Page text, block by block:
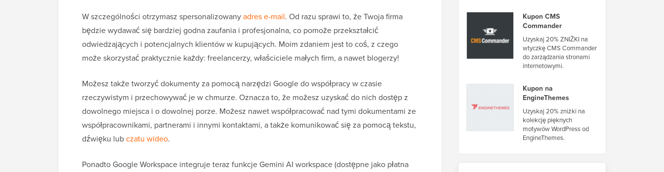
W szczególności otrzymasz spersonalizowanyadres e-mail. Od razu sprawi to, że Twoja firma
będzie wydawać się bardziej godna zaufania i profesjonalna, co pomoże przekształcić
odwiedzających i potencjalnych klientów w kupujących. Moim zdaniem jest to coś, z czego
może skorzystać praktycznie każdy: freelancerzy, właściciele małych firm, a nawet blogerzy!
Możesz także tworzyć dokumenty za pomocą narzędzi Google do współpracy w czasie
rzeczywistym i przechowywać je w chmurze. Oznacza to, że możesz uzyskać do nich dostęp z
dowolnego miejsca i o dowolnej porze. Możesz nawet współpracować nad tymi dokumentami ze
współpracownikami, partnerami i innymi kontaktami, a także komunikować się za pomocą tekstu,
dźwięku lubczatu wideo.
Ponadto Google Workspace integruje teraz funkcje Gemini AI workspace (dostępne jako płatna
Kupon CMS
Commander
Uzyskaj 20% ZNIŻKI na
wtyczkę CMS Commander
do zarządzania stronami
internetowymi.
Kupon na
EngineThemes
Uzyskaj 20% zniżki na
kolekcję pięknych
motywów WordPress od
EngineThemes.